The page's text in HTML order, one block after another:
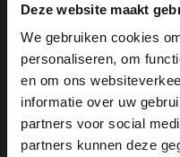
Deze website maakt
We gebruiken cookies
personaliseren, om
en om ons
informatie over uw
partners voor social
partners kunnen deze
Teus De
Wijk